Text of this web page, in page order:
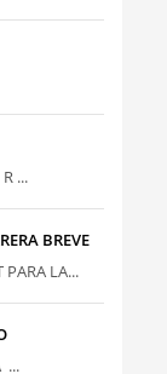
...
BREVE
PARA LA...
...